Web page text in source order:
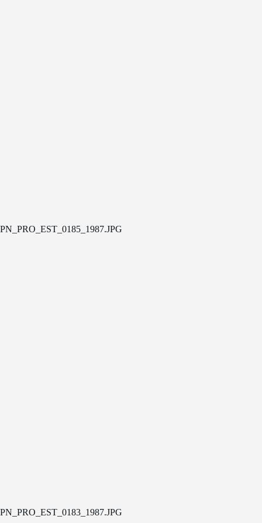
PN_PRO_EST_0185_1987.JPG
PN_PRO_EST_0183_1987.JPG